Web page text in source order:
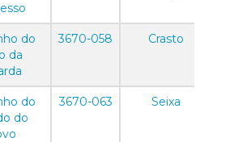
do
da
3670-058 Crasto
do
do
3670-063 Seixa